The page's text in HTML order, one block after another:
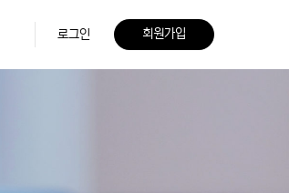
로그인 회원가입